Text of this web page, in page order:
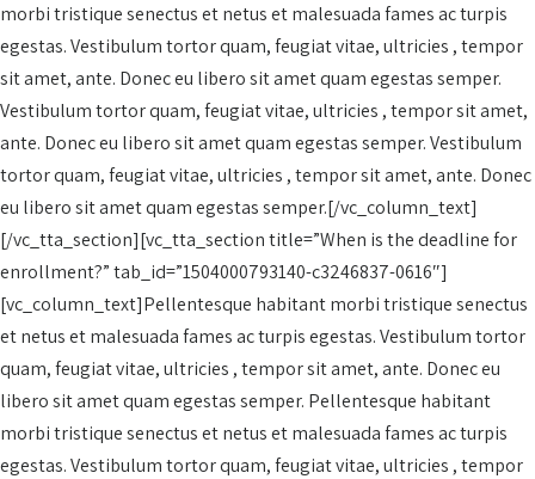
morbi tristique senectus et netus et malesuada fames ac turpis
egestas. Vestibulum tortor quam, feugiat vitae, ultricies , tempor
sit amet, ante. Donec eu libero sit amet quam egestas semper.
Vestibulum tortor quam, feugiat vitae, ultricies , tempor sit amet,
ante. Donec eu libero sit amet quam egestas semper. Vestibulum
tortor quam, feugiat vitae, ultricies , tempor sit amet, ante. Donec
eu libero sit amet quam egestas semper.[/vc_column_text]
[/vc_tta_section][vc_tta_section title=”When is the deadline for
enrollment?” tab_id=”1504000793140-c3246837-0616″]
[vc_column_text]Pellentesque habitant morbi tristique senectus
et netus et malesuada fames ac turpis egestas. Vestibulum tortor
quam, feugiat vitae, ultricies , tempor sit amet, ante. Donec eu
libero sit amet quam egestas semper. Pellentesque habitant
morbi tristique senectus et netus et malesuada fames ac turpis
egestas. Vestibulum tortor quam, feugiat vitae, ultricies , tempor